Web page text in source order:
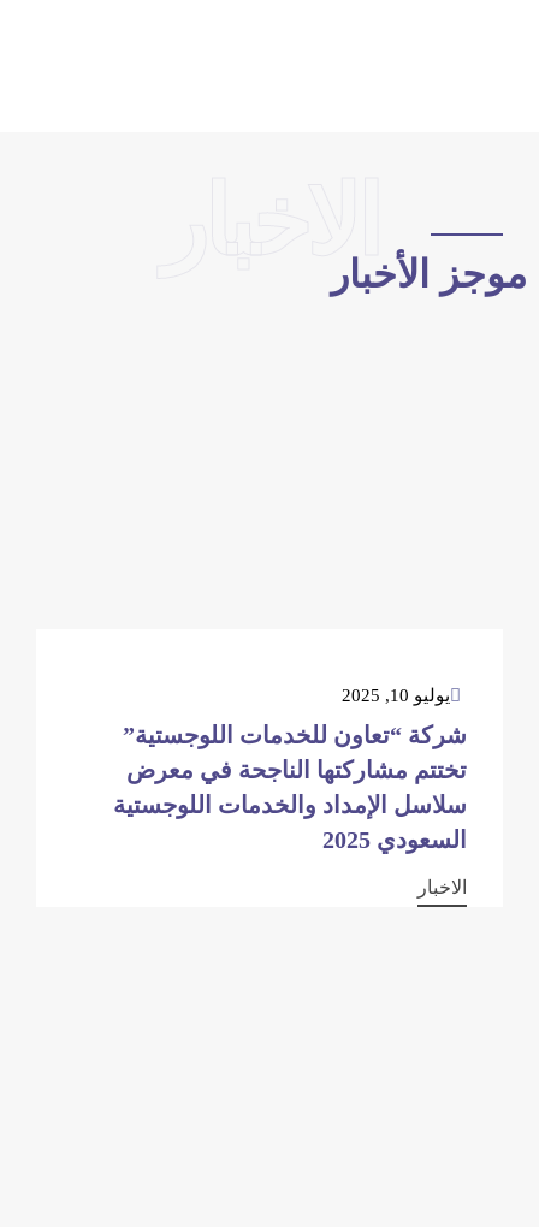
الأخبار
يوليو 10, 2025
شركة “تعاون للخدمات اللوجستية”
تختتم مشاركتها الناجحة في معرض
سلاسل الإمداد والخدمات اللوجستية
السعودي 2025
الاخبار